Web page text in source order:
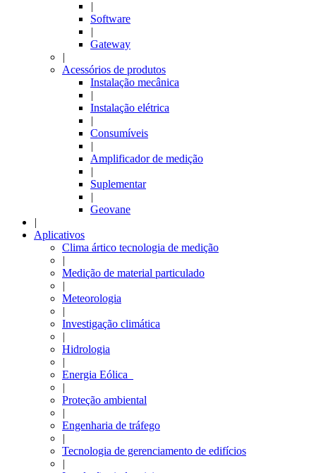
|
Software
|
Gateway
|
Acessórios de produtos
Instalação mecânica
|
Instalação elétrica
|
Consumíveis
|
Amplificador de medição
|
Suplementar
|
Geovane
|
Aplicativos
Clima ártico tecnologia de medição
|
Medição de material particulado
|
Meteorologia
|
Investigação climática
|
Hidrologia
|
Energia Eólica
|
Proteção ambiental
|
Engenharia de tráfego
|
Tecnologia de gerenciamento de edifícios
|